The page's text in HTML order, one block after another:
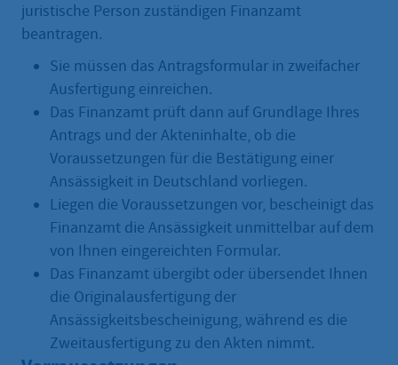
juristische Person zuständigen Finanzamt
beantragen.
Sie müssen das Antragsformular in zweifacher
Ausfertigung einreichen.
Das Finanzamt prüft dann auf Grundlage Ihres
Antrags und der Akteninhalte, ob die
Voraussetzungen für die Bestätigung einer
Ansässigkeit in Deutschland vorliegen.
Liegen die Voraussetzungen vor, bescheinigt das
Finanzamt die Ansässigkeit unmittelbar auf dem
von Ihnen eingereichten Formular.
Das Finanzamt übergibt oder übersendet Ihnen
die Originalausfertigung der
Ansässigkeitsbescheinigung, während es die
Zweitausfertigung zu den Akten nimmt.